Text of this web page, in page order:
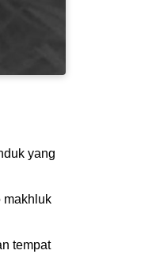
yang
makhluk
tempat